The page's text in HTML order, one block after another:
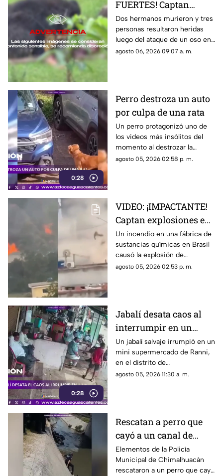
FUERTES! Captan
momento en el que dos
hermanos son
devorados por un oso
Dos hermanos murieron y tres
personas resultaron heridas
luego del ataque de un oso en
el distrito de Kanker en India;
agosto 06, 2026 09:07 a. m.
0:28
Perro destroza un auto
por culpa de una rata
Un perro protagonizó uno de
los videos más insólitos del
momento al destrozar la
defensa de un automóvil con
agosto 05, 2026 02:58 p. m.
VIDEO: ¡IMPACTANTE!
Captan explosiones en
alcantarillas tras el
incendio en una
fábrica
Un incendio en una fábrica de
sustancias químicas en Brasil
causó la explosión de
alcantarillas; el momento
agosto 05, 2026 02:53 p. m.
0:28
Jabalí desata caos al
interrumpir en un
comercio y embiste a
un hombre
Un jabalí salvaje irrumpió en un
mini supermercado de Ranni,
en el distrito de
Pathanamthitta, Kerala, India,
agosto 05, 2026 11:30 a. m.
Rescatan a perro que
cayó a un canal de
aguas negras en
Chimalhuacán
Elementos de la Policía
Municipal de Chimalhuacán
rescataron a un perro que cayó